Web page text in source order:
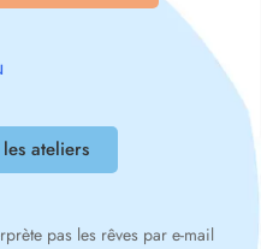
ateliers
pas les rêves par e-mail